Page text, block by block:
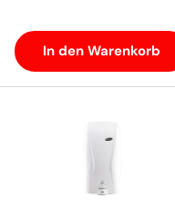
In den Warenkorb